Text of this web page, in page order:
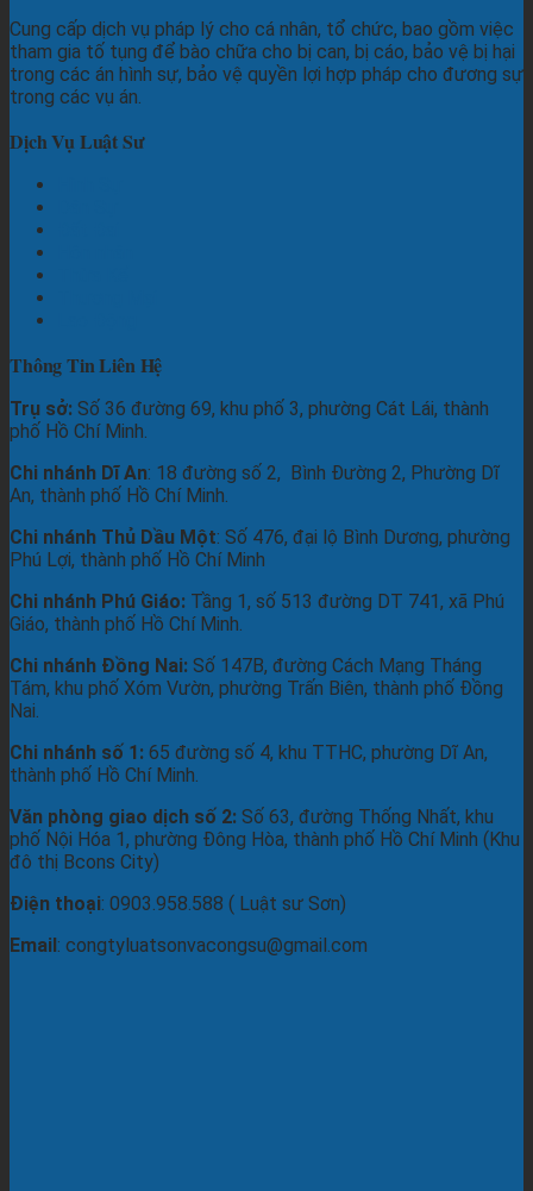
Cung cấp dịch vụ pháp lý cho cá nhân, tổ chức, bao gồm việc
tham gia tố tụng để bào chữa cho bị can, bị cáo, bảo vệ bị hại
trong các án hình sự, bảo vệ quyền lợi hợp pháp cho đương sự
trong các vụ án.
Dịch Vụ Luật Sư
Thông Tin Liên Hệ
Trụ sở: Số 36 đường 69, khu phố 3, phường Cát Lái, thành
phố Hồ Chí Minh.
Chi nhánh Dĩ An: 18 đường số 2, Bình Đường 2, Phường Dĩ
An, thành phố Hồ Chí Minh.
Chi nhánh Thủ Dầu Một: Số 476, đại lộ Bình Dương, phường
Phú Lợi, thành phố Hồ Chí Minh
Chi nhánh Phú Giáo: Tầng 1, số 513 đường DT 741, xã Phú
Giáo, thành phố Hồ Chí Minh.
Chi nhánh Đồng Nai: Số 147B, đường Cách Mạng Tháng
Tám, khu phố Xóm Vườn, phường Trấn Biên, thành phố Đồng
Nai.
Chi nhánh số 1: 65 đường số 4, khu TTHC, phường Dĩ An,
thành phố Hồ Chí Minh.
Văn phòng giao dịch số 2: Số 63, đường Thống Nhất, khu
phố Nội Hóa 1, phường Đông Hòa, thành phố Hồ Chí Minh (Khu
đô thị Bcons City)
Điện thoại: 0903.958.588 ( Luật sư Sơn)
Email: congtyluatsonvacongsu@gmail.com